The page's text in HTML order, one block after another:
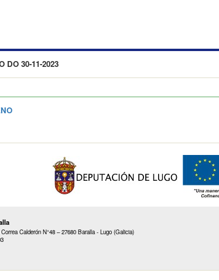
DO 30-11-2023
Calderón N°48 – 27680 Baralla - Lugo (Galicia)